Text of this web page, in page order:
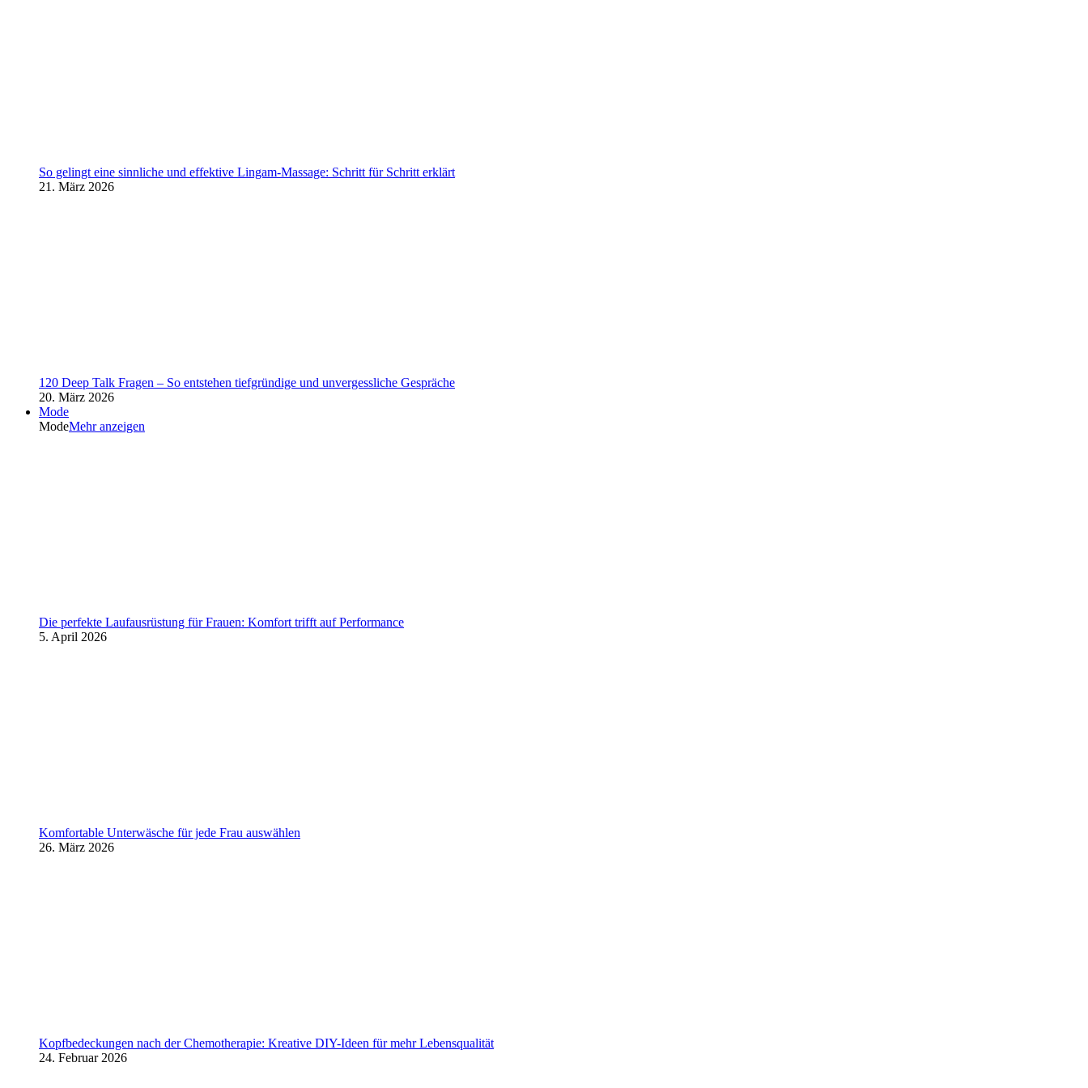
So gelingt eine sinnliche und effektive Lingam-Massage: Schritt für Schritt erklärt
21. März 2026
120 Deep Talk Fragen – So entstehen tiefgründige und unvergessliche Gespräche
20. März 2026
Mode
ModeMehr anzeigen
Die perfekte Laufausrüstung für Frauen: Komfort trifft auf Performance
5. April 2026
Komfortable Unterwäsche für jede Frau auswählen
26. März 2026
Kopfbedeckungen nach der Chemotherapie: Kreative DIY-Ideen für mehr Lebensqualität
24. Februar 2026